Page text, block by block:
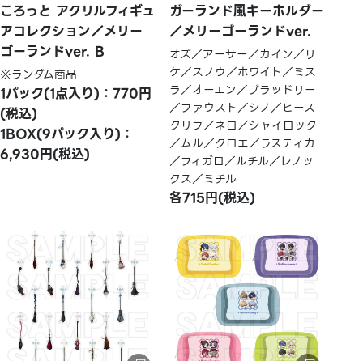
ころっと アクリルフィギュ
アコレクション／メリー
ゴーランドver. B
※ランダム商品
1パック(1点入り)：770円
(税込)
1BOX(9パック入り)：
6,930円(税込)
ガーランド風キーホルダー
／メリーゴーランドver.
オズ／アーサー／カイン／リ
ケ／スノウ／ホワイト／ミス
ラ／オーエン／ブラッドリー
／ファウスト／シノ／ヒース
クリフ／ネロ／シャイロック
／ムル／クロエ／ラスティカ
／フィガロ／ルチル／レノッ
クス／ミチル
各715円(税込)